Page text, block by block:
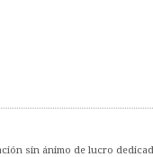
sin ánimo de lucro